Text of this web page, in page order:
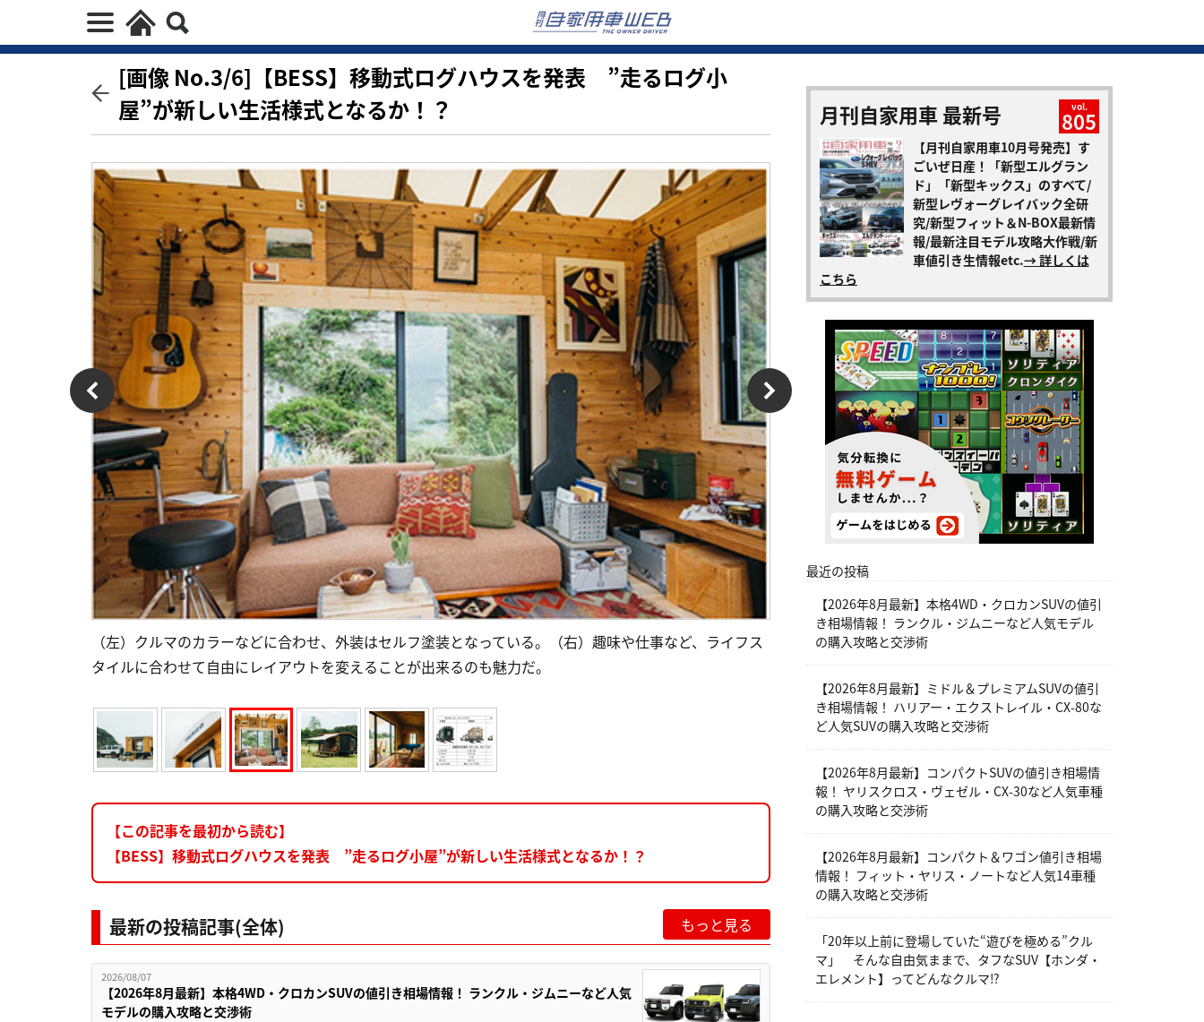
[画像 No.3/6]【BESS】移動式ログハウスを発表 ”走るログ小
屋”が新しい生活様式となるか！？
（左）クルマのカラーなどに合わせ、外装はセルフ塗装となっている。（右）趣味や仕事など、ライフス
タイルに合わせて自由にレイアウトを変えることが出来るのも魅力だ。
【この記事を最初から読む】
【BESS】移動式ログハウスを発表 ”走るログ小屋”が新しい生活様式となるか！？
最新の投稿記事(全体) もっと見る
2026/08/07
【2026年8月最新】本格4WD・クロカンSUVの値引き相場情報！ ランクル・ジムニーなど人気
モデルの購入攻略と交渉術
月刊自家用車 最新号 vol.
805
【月刊自家用車10月号発売】す
ごいぜ日産！「新型エルグラン
ド」「新型キックス」のすべて/
新型レヴォーグレイバック全研
究/新型フィット＆N-BOX最新情
報/最新注目モデル攻略大作戦/新
車値引き生情報etc.→ 詳しくは
こちら
最近の投稿
【2026年8月最新】本格4WD・クロカンSUVの値引
き相場情報！ ランクル・ジムニーなど人気モデル
の購入攻略と交渉術
【2026年8月最新】ミドル＆プレミアムSUVの値引
き相場情報！ ハリアー・エクストレイル・CX-80な
ど人気SUVの購入攻略と交渉術
【2026年8月最新】コンパクトSUVの値引き相場情
報！ ヤリスクロス・ヴェゼル・CX-30など人気車種
の購入攻略と交渉術
【2026年8月最新】コンパクト＆ワゴン値引き相場
情報！ フィット・ヤリス・ノートなど人気14車種
の購入攻略と交渉術
「20年以上前に登場していた“遊びを極める”クル
マ」 そんな自由気ままで、タフなSUV【ホンダ・
エレメント】ってどんなクルマ⁉︎